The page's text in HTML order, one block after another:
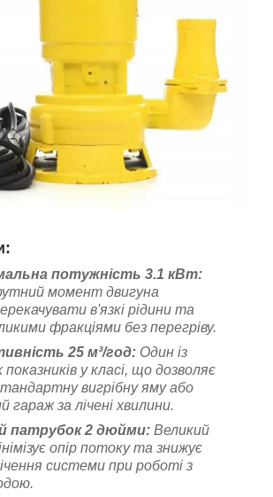
потужність 3.1 кВт:
момент двигуна
в'язкі рідини та
фракціями без перегріву.
25 м³/год: Один із
у класі, що дозволяє
вигрібну яму або
гараж за лічені хвилини.
патрубок 2 дюйми: Великий
опір потоку та знижує
системи при роботі з